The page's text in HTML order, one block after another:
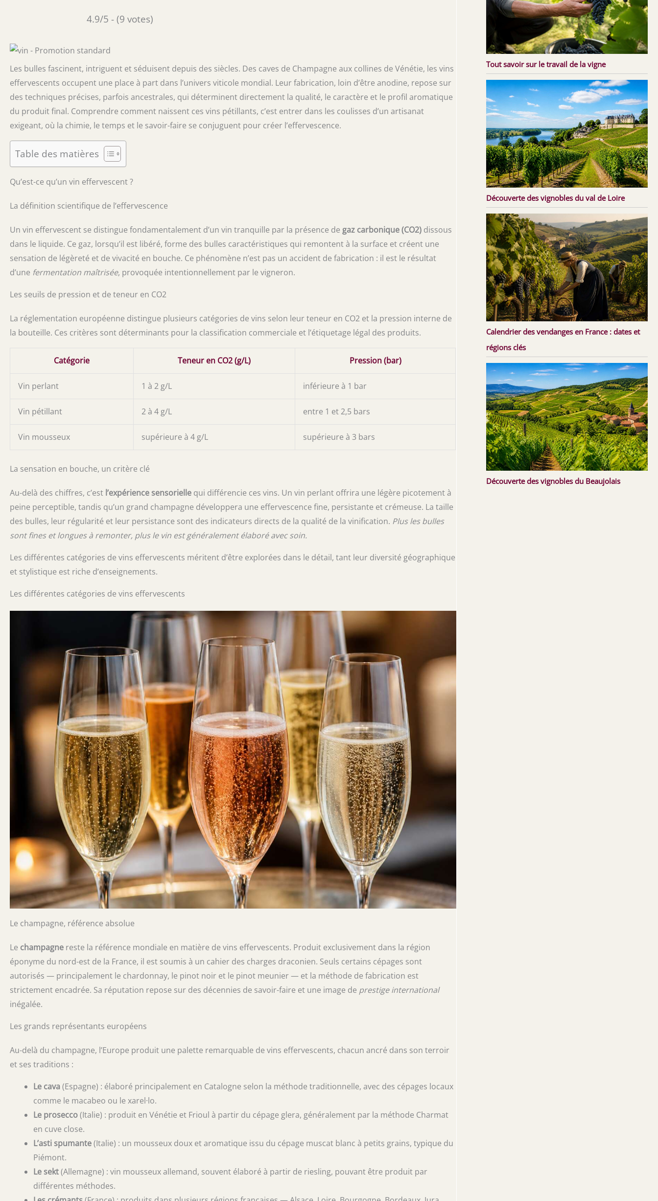
4.9/5 - (9 votes)
Les bulles fascinent, intriguent et séduisent depuis des siècles. Des caves de Champagne aux collines de Vénétie, les vins
effervescents occupent une place à part dans l’univers viticole mondial. Leur fabrication, loin d’être anodine, repose sur
des techniques précises, parfois ancestrales, qui déterminent directement la qualité, le caractère et le profil aromatique
du produit final. Comprendre comment naissent ces vins pétillants, c’est entrer dans les coulisses d’un artisanat
exigeant, où la chimie, le temps et le savoir-faire se conjuguent pour créer l’effervescence.
Table des matières
Qu’est-ce qu’un vin effervescent ?
La définition scientifique de l’effervescence
Un vin effervescent se distingue fondamentalement d’un vin tranquille par la présence de gaz carbonique (CO2) dissous
dans le liquide. Ce gaz, lorsqu’il est libéré, forme des bulles caractéristiques qui remontent à la surface et créent une
sensation de légèreté et de vivacité en bouche. Ce phénomène n’est pas un accident de fabrication : il est le résultat
d’une fermentation maîtrisée, provoquée intentionnellement par le vigneron.
Les seuils de pression et de teneur en CO2
La réglementation européenne distingue plusieurs catégories de vins selon leur teneur en CO2 et la pression interne de
la bouteille. Ces critères sont déterminants pour la classification commerciale et l’étiquetage légal des produits.
Catégorie Teneur en CO2 (g/L) Pression (bar)
Vin perlant 1 à 2 g/L inférieure à 1 bar
Vin pétillant 2 à 4 g/L entre 1 et 2,5 bars
Vin mousseux supérieure à 4 g/L supérieure à 3 bars
La sensation en bouche, un critère clé
Au-delà des chiffres, c’est l’expérience sensorielle qui différencie ces vins. Un vin perlant offrira une légère picotement à
peine perceptible, tandis qu’un grand champagne développera une effervescence fine, persistante et crémeuse. La taille
des bulles, leur régularité et leur persistance sont des indicateurs directs de la qualité de la vinification. Plus les bulles
sont fines et longues à remonter, plus le vin est généralement élaboré avec soin.
Les différentes catégories de vins effervescents méritent d’être explorées dans le détail, tant leur diversité géographique
et stylistique est riche d’enseignements.
Les différentes catégories de vins effervescents
Le champagne, référence absolue
Le champagne reste la référence mondiale en matière de vins effervescents. Produit exclusivement dans la région
éponyme du nord-est de la France, il est soumis à un cahier des charges draconien. Seuls certains cépages sont
autorisés — principalement le chardonnay, le pinot noir et le pinot meunier — et la méthode de fabrication est
strictement encadrée. Sa réputation repose sur des décennies de savoir-faire et une image de prestige international
inégalée.
Les grands représentants européens
Au-delà du champagne, l’Europe produit une palette remarquable de vins effervescents, chacun ancré dans son terroir
et ses traditions :
Le cava(Espagne) : élaboré principalement en Catalogne selon la méthode traditionnelle, avec des cépages locaux
comme le macabeo ou le xarel·lo.
Le prosecco(Italie) : produit en Vénétie et Frioul à partir du cépage glera, généralement par la méthode Charmat
en cuve close.
L’asti spumante(Italie) : un mousseux doux et aromatique issu du cépage muscat blanc à petits grains, typique du
Piémont.
Le sekt(Allemagne) : vin mousseux allemand, souvent élaboré à partir de riesling, pouvant être produit par
différentes méthodes.
Tout savoir sur le travail de la vigne
Découverte des vignobles du val de Loire
Calendrier des vendanges en France : dates et
régions clés
Découverte des vignobles du Beaujolais